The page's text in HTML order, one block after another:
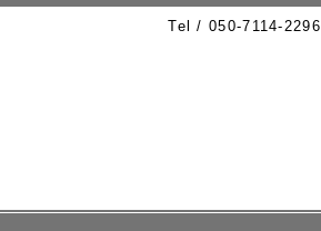
Tel / 050-7114-2296